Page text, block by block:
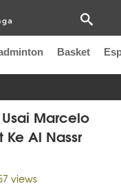
Basket
Liga Perancis
Marcelo
Al Nassr
views